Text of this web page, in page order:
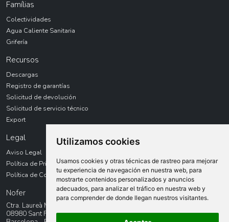
Utilizamos cookies
Usamos cookies y otras técnicas de rastreo para mejorar
tu experiencia de navegación en nuestra web, para
mostrarte contenidos personalizados y anuncios
adecuados, para analizar el tráfico en nuestra web y
para comprender de donde llegan nuestros visitantes.
Famílias
Colectividades
Agua Caliente Sanitaria
Grifería
Recursos
Descargas
Registro de garantías
Solicitud de devolución
Solicitud de servicio técnico
Export
Legal
Aviso Legal
Política de Privacidad
Política de Cookies
Nofer
Ctra. Laureà Miró, 385-387
08980 Sant Feliu de LLobregat